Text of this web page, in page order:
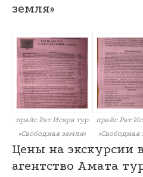
земля»
прайс Рат Исара тур
«Свободная земля»
прайс Рат
«Свободная
Цены на экскурсии
агентство Амата